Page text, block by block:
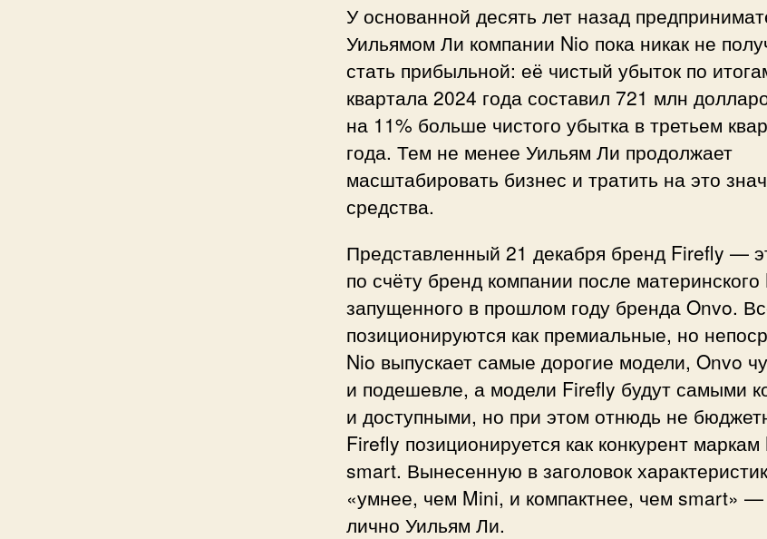
У основанной десять лет назад
Уильямом Ли компании Nio пока никак не
стать прибыльной: её чистый убыток по
квартала 2024 года составил 721 млн
на 11% больше чистого убытка в третьем
года. Тем не менее Уильям Ли продолжает
масштабировать бизнес и тратить на это
средства.
Представленный 21 декабря бренд Firefly —
по счёту бренд компании после материнского
запущенного в прошлом году бренда Onvo.
позиционируются как премиальные, но
Nio выпускает самые дорогие модели, Onvo
и подешевле, а модели Firefly будут самыми
и доступными, но при этом отнюдь не
Firefly позиционируется как конкурент
smart. Вынесенную в заголовок
«умнее, чем Mini, и компактнее, чем smart»
лично Уильям Ли.